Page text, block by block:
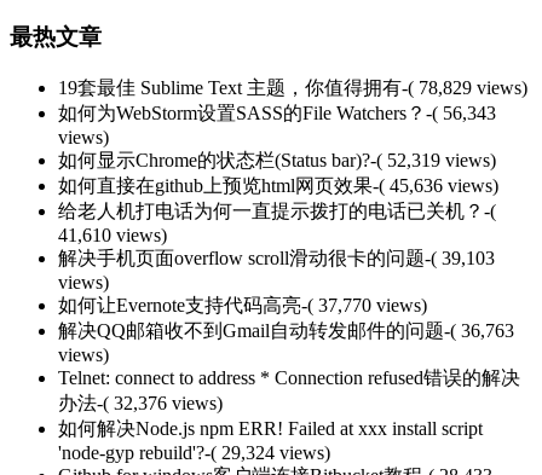
最热文章
19套最佳 Sublime Text 主题，你值得拥有-( 78,829 views)
如何为WebStorm设置SASS的File Watchers？ -( 56,343
views)
如何显示Chrome的状态栏(Status bar)?-( 52,319 views)
如何直接在github上预览html网页效果-( 45,636 views)
给老人机打电话为何一直提示拨打的电话已关机？ -(
41,610 views)
解决手机页面overflow scroll滑动很卡的问题-( 39,103
views)
如何让Evernote支持代码高亮-( 37,770 views)
解决QQ邮箱收不到Gmail自动转发邮件的问题-( 36,763
views)
Telnet: connect to address * Connection refused错误的解决
办法-( 32,376 views)
如何解决Node.js npm ERR! Failed at xxx install script
'node-gyp rebuild'?-( 29,324 views)